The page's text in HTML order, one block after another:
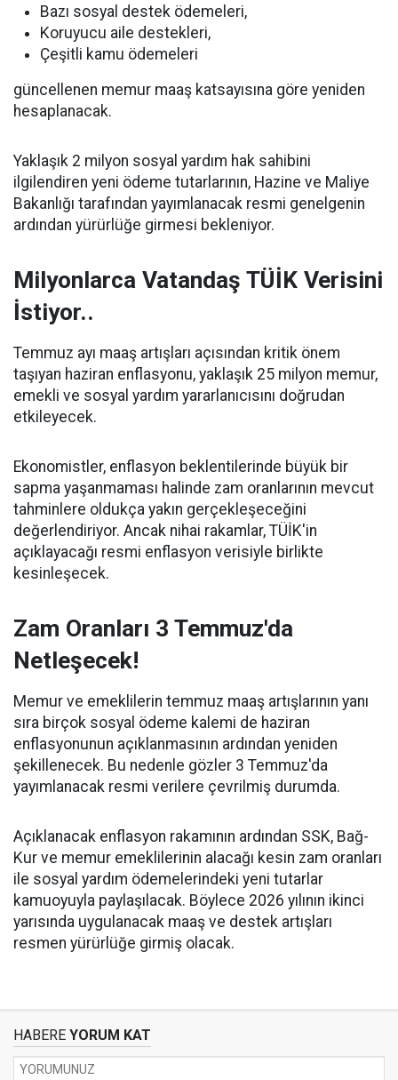
Bazı sosyal destek ödemeleri,
Koruyucu aile destekleri,
Çeşitli kamu ödemeleri
güncellenen memur maaş katsayısına göre yeniden
hesaplanacak.
Yaklaşık 2 milyon sosyal yardım hak sahibini
ilgilendiren yeni ödeme tutarlarının, Hazine ve Maliye
Bakanlığı tarafından yayımlanacak resmi genelgenin
ardından yürürlüğe girmesi bekleniyor.
Milyonlarca Vatandaş TÜİK Verisini
İstiyor..
Temmuz ayı maaş artışları açısından kritik önem
taşıyan haziran enflasyonu, yaklaşık 25 milyon memur,
emekli ve sosyal yardım yararlanıcısını doğrudan
etkileyecek.
Ekonomistler, enflasyon beklentilerinde büyük bir
sapma yaşanmaması halinde zam oranlarının mevcut
tahminlere oldukça yakın gerçekleşeceğini
değerlendiriyor. Ancak nihai rakamlar, TÜİK'in
açıklayacağı resmi enflasyon verisiyle birlikte
kesinleşecek.
Zam Oranları 3 Temmuz'da
Netleşecek!
Memur ve emeklilerin temmuz maaş artışlarının yanı
sıra birçok sosyal ödeme kalemi de haziran
enflasyonunun açıklanmasının ardından yeniden
şekillenecek. Bu nedenle gözler 3 Temmuz'da
yayımlanacak resmi verilere çevrilmiş durumda.
Açıklanacak enflasyon rakamının ardından SSK, Bağ-
Kur ve memur emeklilerinin alacağı kesin zam oranları
ile sosyal yardım ödemelerindeki yeni tutarlar
kamuoyuyla paylaşılacak. Böylece 2026 yılının ikinci
yarısında uygulanacak maaş ve destek artışları
resmen yürürlüğe girmiş olacak.
HABERE YORUM KAT